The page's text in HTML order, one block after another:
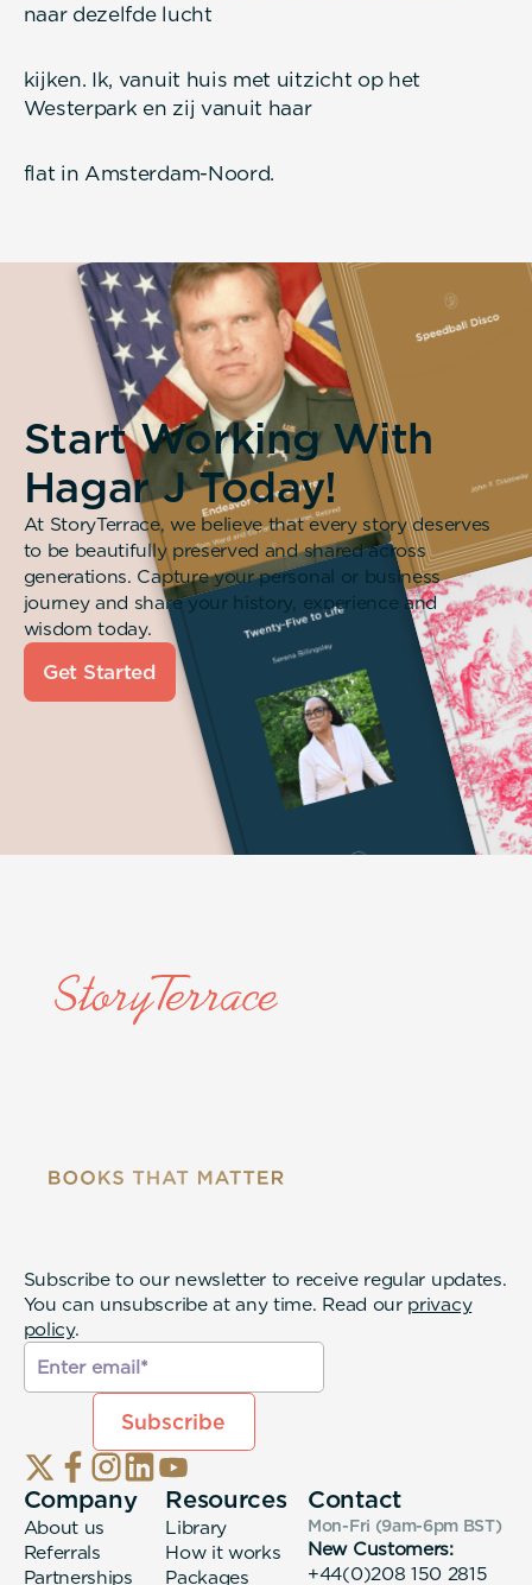
naar dezelfde lucht
kijken. Ik, vanuit huis met uitzicht op het
Westerpark en zij vanuit haar
flat in Amsterdam-Noord.
Start Working With
Hagar J Today!
At StoryTerrace, we believe that every story deserves
to be beautifully preserved and shared across
generations. Capture your personal or business
journey and share your history, experience and
wisdom today.
Get Started
Subscribe to our newsletter to receive regular updates.
You can unsubscribe at any time. Read our privacy
policy.
Company
About us
Referrals
Partnerships
Resources
Library
How it works
Packages
Contact
Mon-Fri (9am-6pm BST)
New Customers:
+44(0)208 150 2815